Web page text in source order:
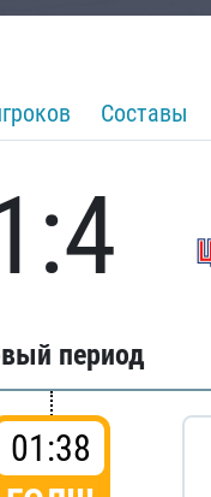
Составы
период
01:38